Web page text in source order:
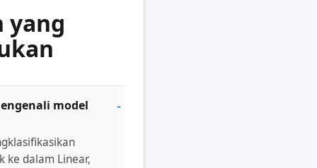
yang
model
ke dalam Linear,